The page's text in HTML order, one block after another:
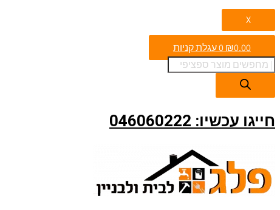
X
₪0.00
0עגלת קניות
חייגו עכשיו: 046060222